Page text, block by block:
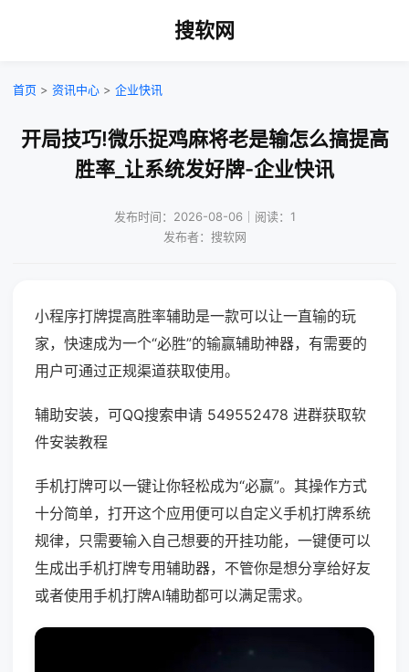
搜软网
首页 > 资讯中心 > 企业快讯
开局技巧!微乐捉鸡麻将老是输怎么搞提高
胜率_让系统发好牌-企业快讯
发布时间：2026-08-06｜阅读：1
发布者：搜软网
小程序打牌提高胜率辅助是一款可以让一直输的玩
家，快速成为一个“必胜”的输赢辅助神器，有需要的
用户可通过正规渠道获取使用。
辅助安装，可QQ搜索申请 549552478 进群获取软
件安装教程
手机打牌可以一键让你轻松成为“必赢”。其操作方式
十分简单，打开这个应用便可以自定义手机打牌系统
规律，只需要输入自己想要的开挂功能，一键便可以
生成出手机打牌专用辅助器，不管你是想分享给好友
或者使用手机打牌AI辅助都可以满足需求。